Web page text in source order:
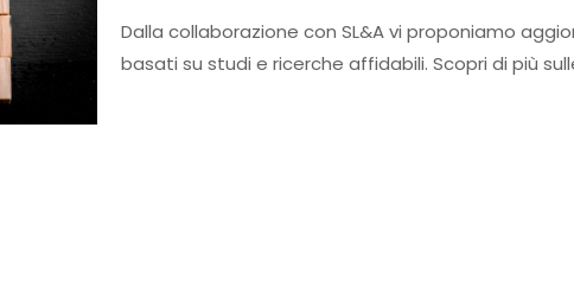
Dalla collaborazione con SL&A vi proponiamo
basati su studi e ricerche affidabili. Scopri di più